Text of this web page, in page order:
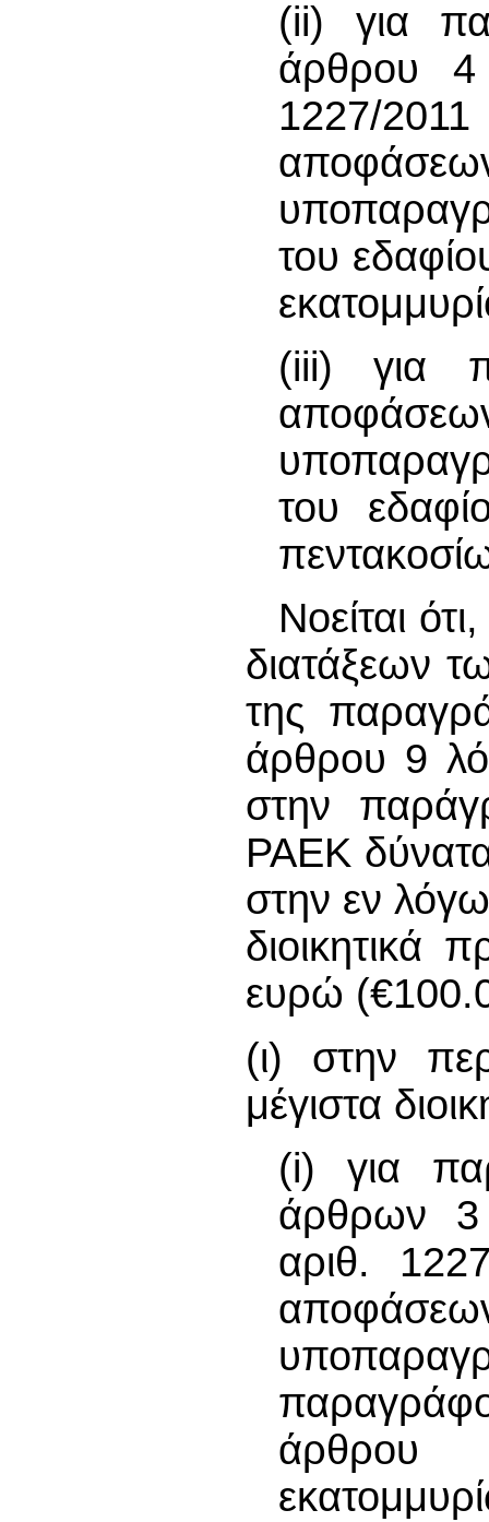
(ii) για
άρθρου 4
1227/
του
(iii) για
του
Νοείται
διατάξεων
της
άρθρου 9
στην
ΡΑΕΚ
στην εν
διοικητικά
ευρώ
(ι) στην
μέγιστα
(i) για
άρθρων 3
αριθ.